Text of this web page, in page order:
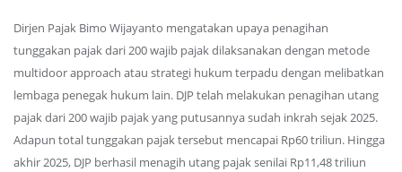
Dirjen Pajak Bimo Wijayanto mengatakan upaya penagihan
tunggakan pajak dari 200 wajib pajak dilaksanakan dengan metode
multidoor approach atau strategi hukum terpadu dengan melibatkan
lembaga penegak hukum lain. DJP telah melakukan penagihan utang
pajak dari 200 wajib pajak yang putusannya sudah inkrah sejak 2025.
Adapun total tunggakan pajak tersebut mencapai Rp60 triliun. Hingga
akhir 2025, DJP berhasil menagih utang pajak senilai Rp11,48 triliun